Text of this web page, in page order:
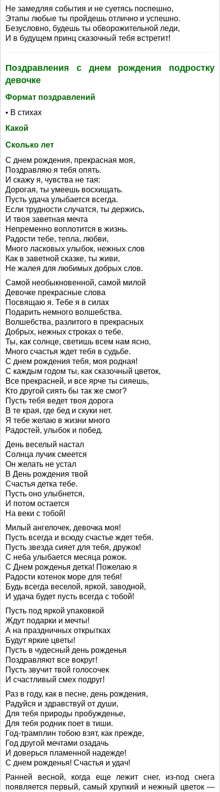
Не замедляя события и не суетясь поспешно,
Этапы любые ты пройдешь отлично и успешно.
Безусловно, будешь ты обворожительной леди,
И в будущем принц сказочный тебя встретит!
Поздравления с днем рождения подростку
девочке
Формат поздравлений
• В стихах
Какой
Сколько лет
С днем рождения, прекрасная моя,
Поздравляю я тебя опять.
И скажу я, чувства не тая:
Дорогая, ты умеешь восхищать.
Пусть удача улыбается всегда.
Если трудности случатся, ты держись,
И твоя заветная мечта
Непременно воплотится в жизнь.
Радости тебе, тепла, любви,
Много ласковых улыбок, нежных слов
Как в заветной сказке, ты живи,
Не жалея для любимых добрых слов.
Самой необыкновенной, самой милой
Девочке прекрасные слова
Посвящаю я. Тебе я в силах
Подарить немного волшебства.
Волшебства, разлитого в прекрасных
Добрых, нежных строках о тебе.
Ты, как солнце, светишь всем нам ясно,
Много счастья ждет тебя в судьбе.
С днем рождения тебя, моя родная!
С каждым годом ты, как сказочный цветок,
Все прекрасней, и все ярче ты сияешь,
Кто другой сиять бы так же смог?
Пусть тебя ведет твоя дорога
В те края, где бед и скуки нет.
Я тебе желаю в жизни много
Радостей, улыбок и побед.
День веселый настал
Солнца лучик смеется
Он желать не устал
В День рождения твой
Счастья детка тебе.
Пусть оно улыбнется,
И потом остается
На веки с тобой!
Милый ангелочек, девочка моя!
Пусть всегда и всюду счастье ждет тебя.
Пусть звезда сияет для тебя, дружок!
С неба улыбается месяца рожок.
С Днем рожденья детка! Пожелаю я
Радости котенок море для тебя!
Будь всегда веселой, яркой, заводной,
И удача будет пусть всегда с тобой!
Пусть под яркой упаковкой
Ждут подарки и мечты!
А на праздничных открытках
Будут яркие цветы!
Пусть в чудесный день рожденья
Поздравляют все вокруг!
Пусть звучит твой голосочек
И счастливый смех подруг!
Раз в году, как в песне, день рождения,
Радуйся и здравствуй от души,
Для тебя природы пробужденье,
Для тебя родник поет в тиши.
Год-трамплин тобою взят, как прежде,
Год другой мечтами озадачь
И доверься пламенной надежде!
С днем рожденья! Счастья и удач!
Ранней весной, когда еще лежит снег, из-под снега
появляется первый, самый хрупкий и нежный цветок —